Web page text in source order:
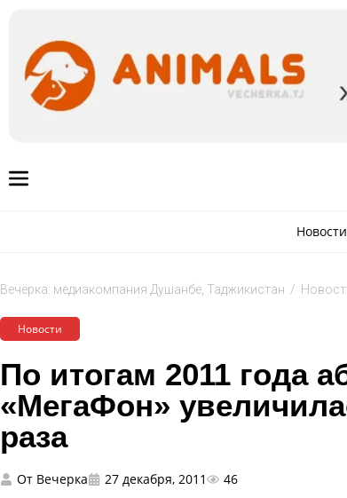
Новости
Вечёрка: медиакомпания Душанбе, Таджикистан /
Новости
По итогам 2011 года
«МегаФон»
раза
От Вечерка 27 декабря, 2011 46